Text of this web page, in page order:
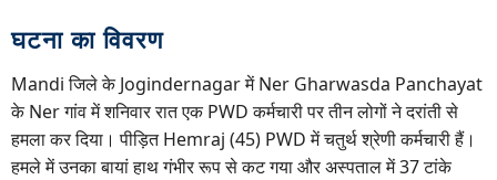
घटना का विवरण
Mandi जिले के Jogindernagar में Ner Gharwasda Panchayat
के Ner गांव में शनिवार रात एक PWD कर्मचारी पर तीन लोगों ने दरांती से
हमला कर दिया। पीड़ित Hemraj (45) PWD में चतुर्थ श्रेणी कर्मचारी हैं।
हमले में उनका बायां हाथ गंभीर रूप से कट गया और अस्पताल में 37 टांके